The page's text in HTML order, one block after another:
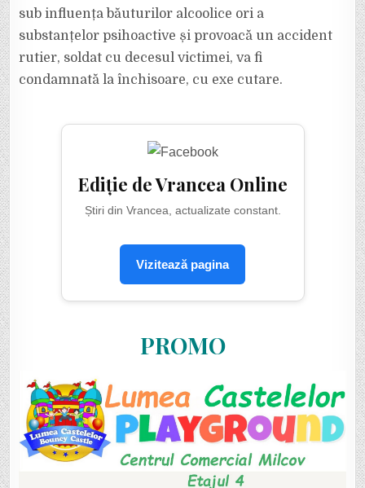
sub influența băuturilor alcoolice ori a
substanțelor psihoactive și provoacă un accident
rutier, soldat cu decesul victimei, va fi
condamnată la închisoare, cu exe cutare.
Ediție de Vrancea Online
Știri din Vrancea, actualizate constant.
Vizitează pagina
PROMO